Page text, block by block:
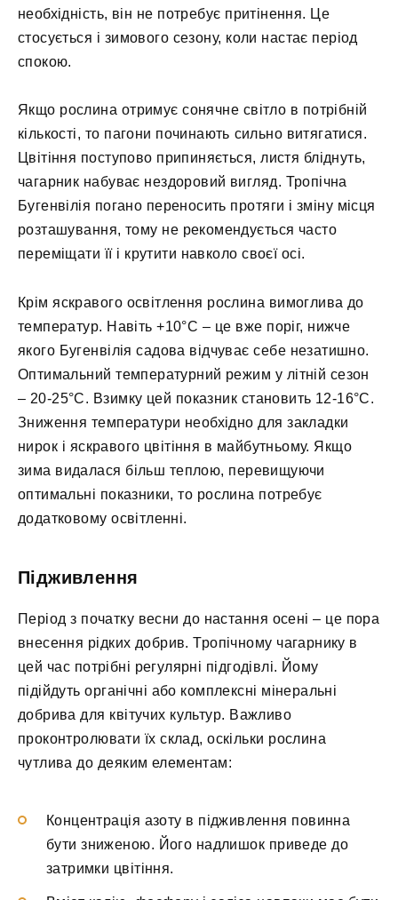
необхідність, він не потребує притінення. Це
стосується і зимового сезону, коли настає період
спокою.
Якщо рослина отримує сонячне світло в потрібній
кількості, то пагони починають сильно витягатися.
Цвітіння поступово припиняється, листя бліднуть,
чагарник набуває нездоровий вигляд. Тропічна
Бугенвілія погано переносить протяги і зміну місця
розташування, тому не рекомендується часто
переміщати її і крутити навколо своєї осі.
Крім яскравого освітлення рослина вимоглива до
температур. Навіть +10°С – це вже поріг, нижче
якого Бугенвілія садова відчуває себе незатишно.
Оптимальний температурний режим у літній сезон
– 20-25°С. Взимку цей показник становить 12-16°С.
Зниження температури необхідно для закладки
нирок і яскравого цвітіння в майбутньому. Якщо
зима видалася більш теплою, перевищуючи
оптимальні показники, то рослина потребує
додатковому освітленні.
Підживлення
Період з початку весни до настання осені – це пора
внесення рідких добрив. Тропічному чагарнику в
цей час потрібні регулярні підгодівлі. Йому
підійдуть органічні або комплексні мінеральні
добрива для квітучих культур. Важливо
проконтролювати їх склад, оскільки рослина
чутлива до деяким елементам:
Концентрація азоту в підживлення повинна
бути зниженою. Його надлишок приведе до
затримки цвітіння.